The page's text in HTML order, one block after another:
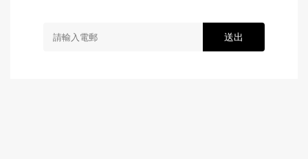
送出